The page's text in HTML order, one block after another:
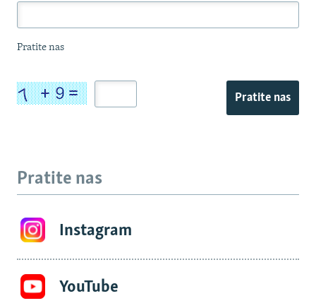
Pratite nas
Pratite nas
Pratite nas
Instagram
YouTube